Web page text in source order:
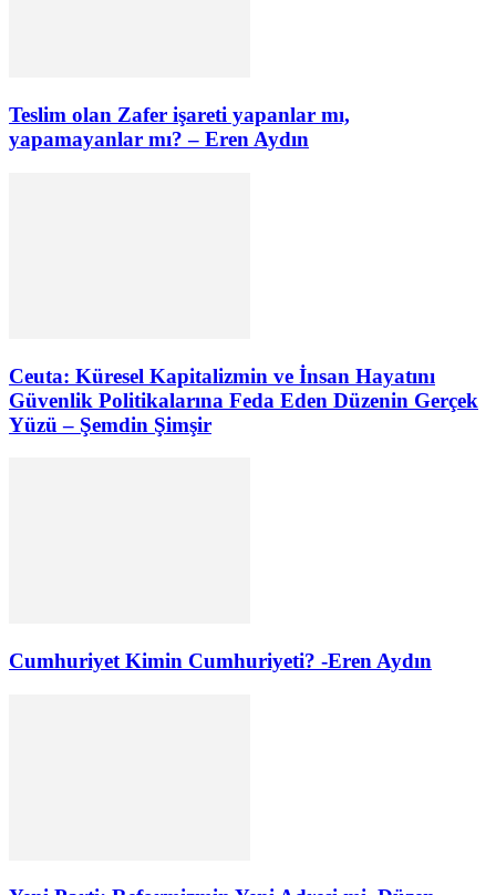
Teslim olan Zafer işareti yapanlar mı,
yapamayanlar mı? – Eren Aydın
Ceuta: Küresel Kapitalizmin ve İnsan Hayatını
Güvenlik Politikalarına Feda Eden Düzenin Gerçek
Yüzü – Şemdin Şimşir
Cumhuriyet Kimin Cumhuriyeti? -Eren Aydın